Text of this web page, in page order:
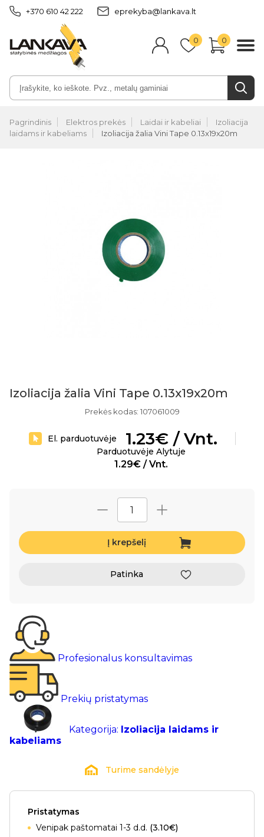
+370 610 42 222 eprekyba@lankava.lt
0 0
Pagrindinis Elektros prekės Laidai ir kabeliai
Izoliacija
laidams ir kabeliams
Izoliacija žalia Vini Tape 0.13x19x20m
Izoliacija žalia Vini Tape 0.13x19x20m
Prekės kodas: 107061009
El. parduotuvėje 1.23€ / Vnt.
Parduotuvėje Alytuje
1.29€ / Vnt.
Į krepšelį
Patinka
Profesionalus konsultavimas
Prekių pristatymas
Kategorija: Izoliacija laidams ir
kabeliams
Turime sandėlyje
Pristatymas
Venipak paštomatai 1-3 d.d. (3.10€)